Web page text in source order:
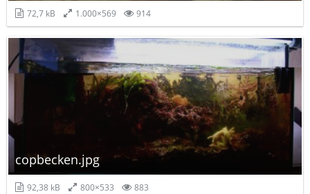
72,7 kB 1.000×569 914
copbecken.jpg
92,38 kB 800×533 883